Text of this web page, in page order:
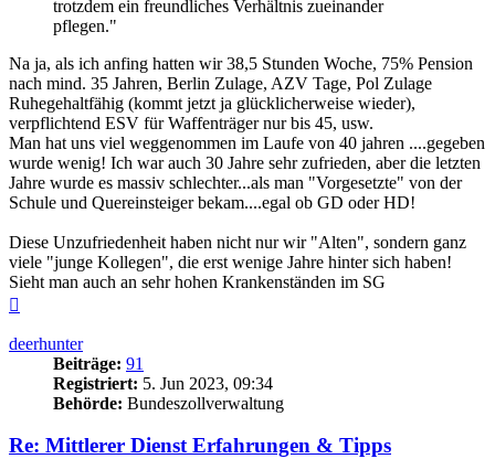
trotzdem ein freundliches Verhältnis zueinander
pflegen."
Na ja, als ich anfing hatten wir 38,5 Stunden Woche, 75% Pension
nach mind. 35 Jahren, Berlin Zulage, AZV Tage, Pol Zulage
Ruhegehaltfähig (kommt jetzt ja glücklicherweise wieder),
verpflichtend ESV für Waffenträger nur bis 45, usw.
Man hat uns viel weggenommen im Laufe von 40 jahren ....gegeben
wurde wenig! Ich war auch 30 Jahre sehr zufrieden, aber die letzten
Jahre wurde es massiv schlechter...als man "Vorgesetzte" von der
Schule und Quereinsteiger bekam....egal ob GD oder HD!
Diese Unzufriedenheit haben nicht nur wir "Alten", sondern ganz
viele "junge Kollegen", die erst wenige Jahre hinter sich haben!
Sieht man auch an sehr hohen Krankenständen im SG
deerhunter
Beiträge: 91
Registriert: 5. Jun 2023, 09:34
Behörde: Bundeszollverwaltung
Re: Mittlerer Dienst Erfahrungen & Tipps